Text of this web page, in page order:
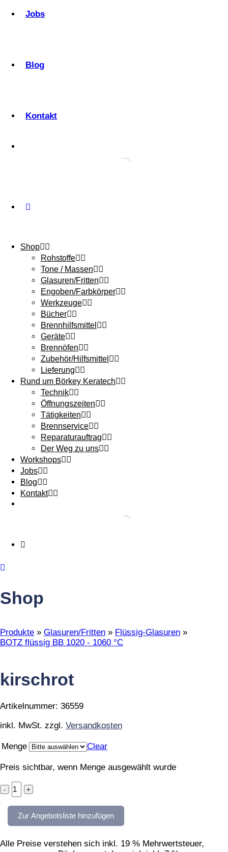
Jobs
Blog
Kontakt
Shop
Rohstoffe
Tone / Massen
Glasuren/Fritten
Engoben/Farbkörper
Werkzeuge
Bücher
Brennhilfsmittel
Geräte
Brennöfen
Zubehör/Hilfsmittel
Lieferung
Rund um Börkey Keratech
Technik
Öffnungszeiten
Tätigkeiten
Brennservice
Reparaturauftrag
Der Weg zu uns
Workshops
Jobs
Blog
Kontakt
Shop
Produkte » Glasuren/Fritten » Flüssig-Glasuren »
BOTZ flüssig BB 1020 - 1060 °C
kirschrot
Artikelnummer: 36559
inkl. MwSt. zzgl. Versandkosten
Menge Clear
Preis sichtbar, wenn Menge ausgewählt wurde
kirschrot
quantity
Zur Angebotsliste hinzufügen
Alle Preise verstehen sich inkl. 19 % Mehrwertsteuer,